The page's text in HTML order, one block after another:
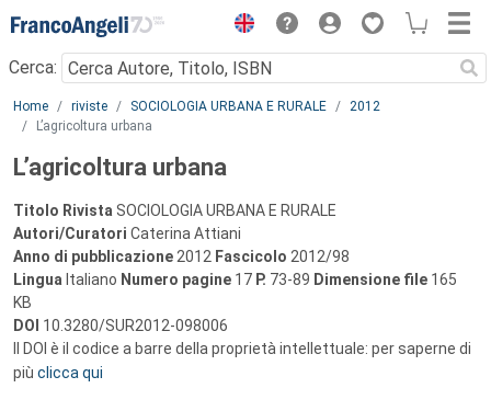
Menu
Cerca:
Main content
Home riviste SOCIOLOGIA URBANA E RURALE
2012
L’agricoltura urbana
L’agricoltura urbana
Titolo Rivista SOCIOLOGIA URBANA E RURALE
Autori/Curatori Caterina Attiani
Anno di pubblicazione 2012 Fascicolo 2012/98
Lingua Italiano Numero pagine 17 P. 73-89 Dimensione file 165
KB
DOI 10.3280/SUR2012-098006
Il DOI è il codice a barre della proprietà intellettuale: per saperne di
più clicca qui